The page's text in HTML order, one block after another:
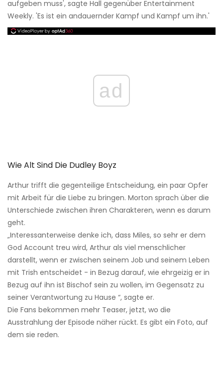
aufgeben muss', sagte Hall gegenüber Entertainment
Weekly. 'Es ist ein andauernder Kampf und Kampf um ihn.'
ad
Wie Alt Sind Die Dudley Boyz
Arthur trifft die gegenteilige Entscheidung, ein paar Opfer
mit Arbeit für die Liebe zu bringen. Morton sprach über die
Unterschiede zwischen ihren Charakteren, wenn es darum
geht.
„Interessanterweise denke ich, dass Miles, so sehr er dem
God Account treu wird, Arthur als viel menschlicher
darstellt, wenn er zwischen seinem Job und seinem Leben
mit Trish entscheidet - in Bezug darauf, wie ehrgeizig er in
Bezug auf ihn ist Bischof sein zu wollen, im Gegensatz zu
seiner Verantwortung zu Hause “, sagte er.
Die Fans bekommen mehr Teaser, jetzt, wo die
Ausstrahlung der Episode näher rückt. Es gibt ein Foto, auf
dem sie reden.